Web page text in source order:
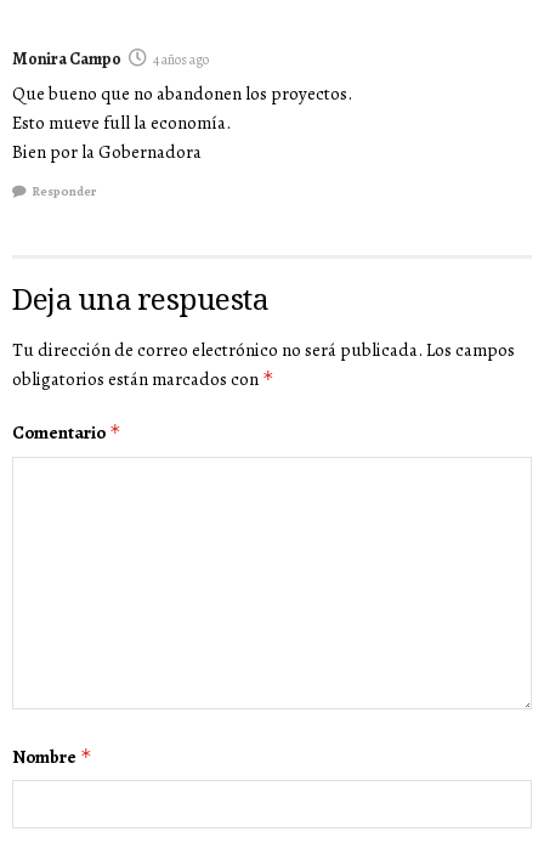
Monira Campo 4 años ago
Que bueno que no abandonen los proyectos.
Esto mueve full la economía.
Bien por la Gobernadora
Responder
Deja una respuesta
Tu dirección de correo electrónico no será publicada. Los campos
obligatorios están marcados con *
Comentario *
Nombre *